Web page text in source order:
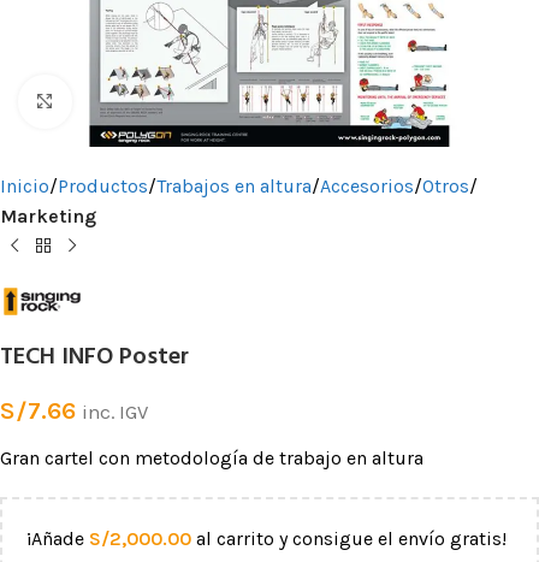
Clic para ampliar
Inicio Productos Trabajos en altura Accesorios Otros
Marketing
TECH INFO Poster
S/7.66 inc. IGV
Gran cartel con metodología de trabajo en altura
¡Añade S/2,000.00 al carrito y consigue el envío gratis!